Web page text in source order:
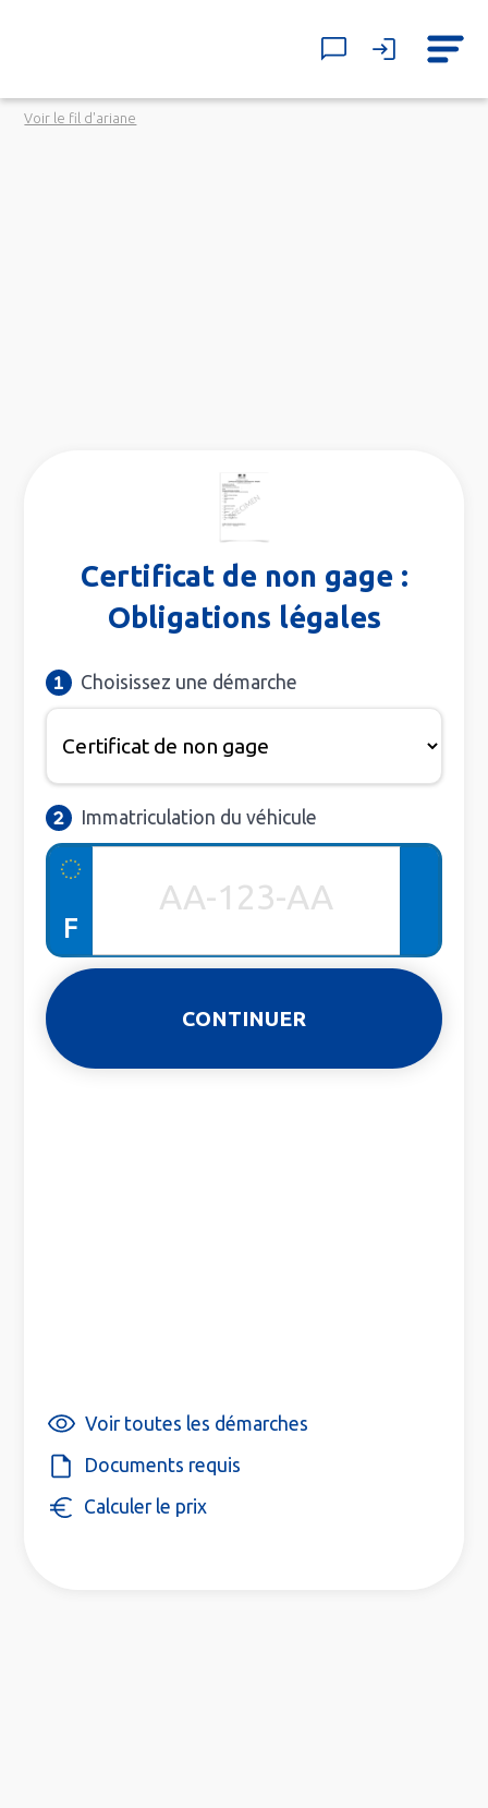
Voir le fil d'ariane
Certificat de non gage :
Obligations légales
Choisissez une démarche
Immatriculation du véhicule
F
Voir toutes les démarches
Documents requis
Calculer le prix